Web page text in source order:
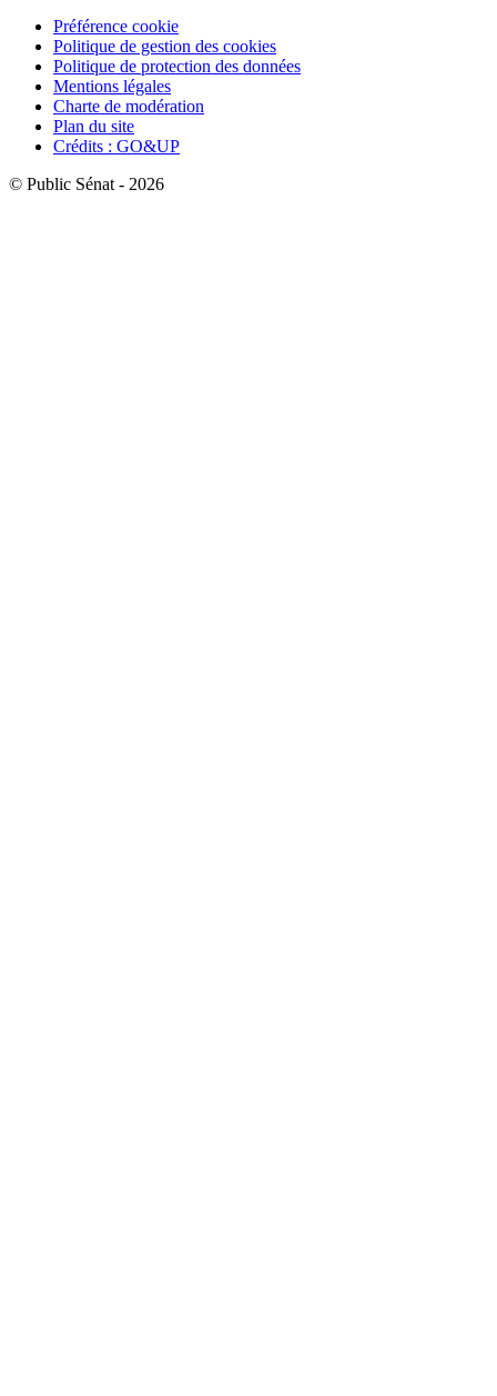
Préférence cookie
Politique de gestion des cookies
Politique de protection des données
Mentions légales
Charte de modération
Plan du site
Crédits : GO&UP
© Public Sénat - 2026